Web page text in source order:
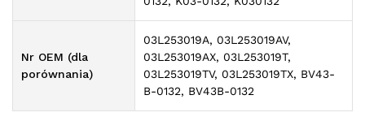
Nr OEM (dla
porównania)
03L253019A, 03L253019AV,
03L253019AX, 03L253019T,
03L253019TV, 03L253019TX, BV43-
B-0132, BV43B-0132